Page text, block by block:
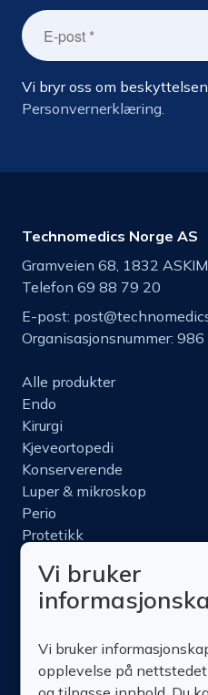
Vi bryr oss om
Personvernerklæring.
Technomedics Norge AS
Gramveien 68, 1832 ASKIM
Telefon 69 88 79 20
E-post:
Organisasjonsnummer:
Alle produkter
Endo
Kirurgi
Kjeveortopedi
Konserverende
Luper & mikroskop
Perio
Protetikk
Nettbutikk
Om oss
Kontakt oss
Vi bruker
Vi bruker
opplevelse på